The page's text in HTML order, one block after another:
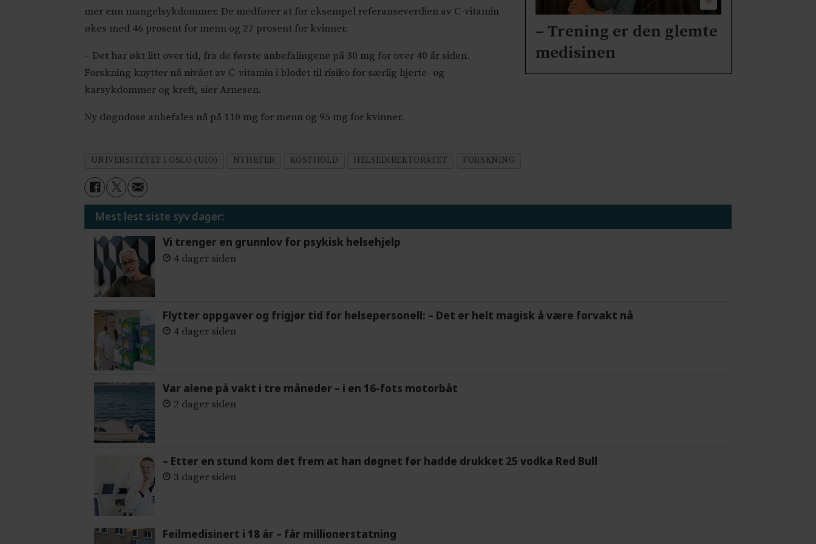
– Trening er den glemte
medisinen
mer enn mangelsykdommer. De medfører at for eksempel referanseverdien av C-vitamin
økes med 46 prosent for menn og 27 prosent for kvinner.
– Det har økt litt over tid, fra de første anbefalingene på 30 mg for over 40 år siden.
Forskning knytter nå nivået av C-vitamin i blodet til risiko for særlig hjerte- og
karsykdommer og kreft, sier Arnesen.
Ny døgndose anbefales nå på 110 mg for menn og 95 mg for kvinner.
UNIVERSITETET I OSLO (UIO) NYHETER KOSTHOLD HELSEDIREKTORATET FORSKNING
Mest lest siste syv dager:
Vi trenger en grunnlov for psykisk helsehjelp
4 dager siden
Flytter oppgaver og frigjør tid for helsepersonell: – Det er helt magisk å være forvakt nå
4 dager siden
Var alene på vakt i tre måneder – i en 16-fots motorbåt
2 dager siden
– Etter en stund kom det frem at han døgnet før hadde drukket 25 vodka Red Bull
3 dager siden
Feilmedisinert i 18 år – får millionerstatning